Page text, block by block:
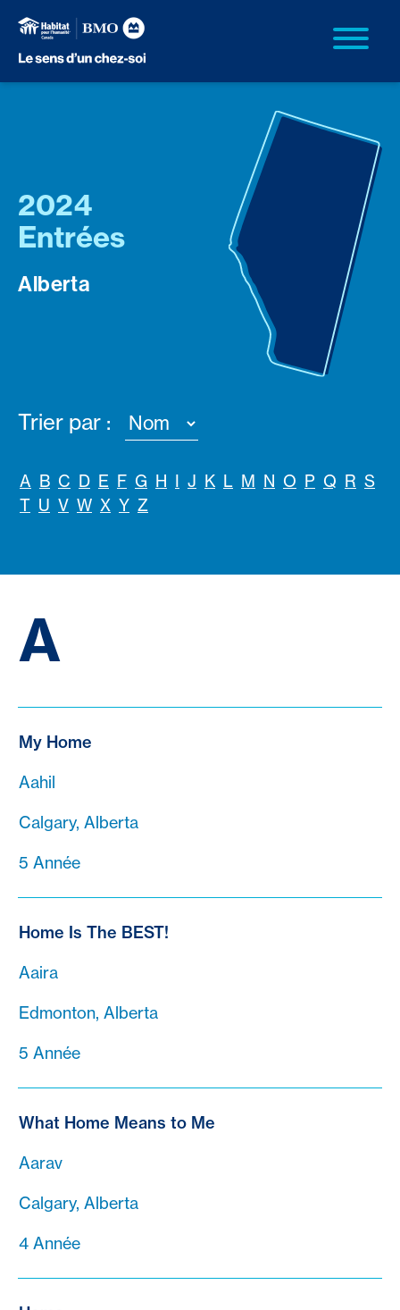
2024
Entrées
Alberta
Trier par :
A B C D E F G H I J K L M N O P Q R S
T U V W X Y Z
A
My Home
Aahil
Calgary, Alberta
5 Année
Home Is The BEST!
Aaira
Edmonton, Alberta
5 Année
What Home Means to Me
Aarav
Calgary, Alberta
4 Année